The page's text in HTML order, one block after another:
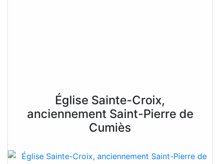
Église Sainte-Croix,
anciennement Saint-Pierre de
Cumiès